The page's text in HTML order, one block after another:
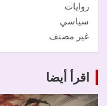
روايات
سياسي
غير مصنف
اقرأ أيضا